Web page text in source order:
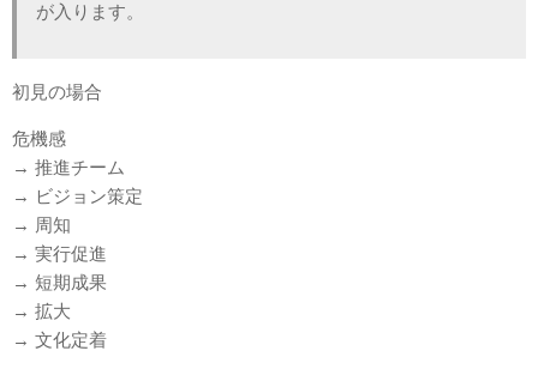
が入ります。
初見の場合
危機感
→ 推進チーム
→ ビジョン策定
→ 周知
→ 実行促進
→ 短期成果
→ 拡大
→ 文化定着